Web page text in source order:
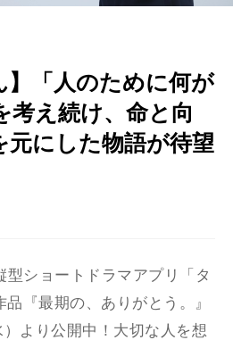
】「⼈のために何が
考え続け、命と向
元にした物語が待望
型ショートドラマアプリ「タ
『最期の、ありがとう。』
より公開中！ 大切な人を想